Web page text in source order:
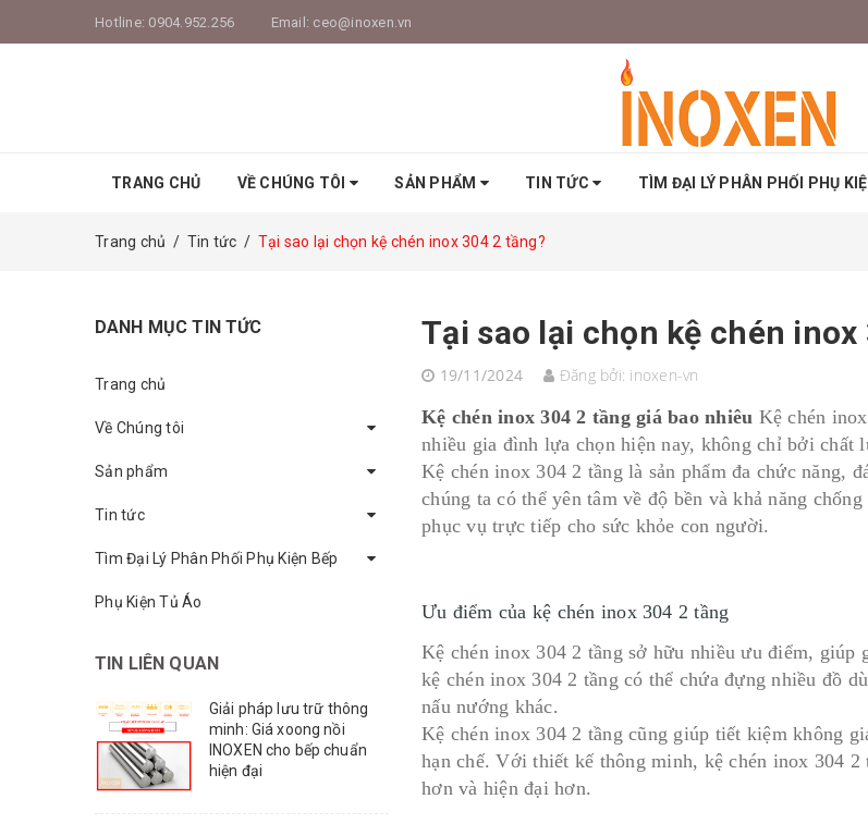
Hotline: 0904.952.256 Email: ceo@inoxen.vn
TRANG CHỦ VỀ CHÚNG TÔI SẢN PHẨM TIN TỨC TÌM ĐẠI LÝ PHÂN PHỐI PHỤ
Trang chủ / Tin tức / Tại sao lại chọn kệ chén inox 304 2 tầng?
Tại sao lại chọn kệ chén inox
19/11/2024 Đăng bởi: inoxen-vn
Kệ chén inox 304 2 tầng giá bao nhiêu Kệ chén
nhiều gia đình lựa chọn hiện nay, không chỉ bởi
Kệ chén inox 304 2 tầng là sản phẩm đa chức năng,
chúng ta có thể yên tâm về độ bền và khả năng
phục vụ trực tiếp cho sức khỏe con người.
Ưu điểm của kệ chén inox 304 2 tầng
Kệ chén inox 304 2 tầng sở hữu nhiều ưu điểm,
kệ chén inox 304 2 tầng có thể chứa đựng nhiều đồ
nấu nướng khác.
Kệ chén inox 304 2 tầng cũng giúp tiết kiệm không
hạn chế. Với thiết kế thông minh, kệ chén inox 304
hơn và hiện đại hơn.
DANH MỤC TIN TỨC
Trang chủ
Về Chúng tôi
Sản phẩm
Tin tức
Tìm Đại Lý Phân Phối Phụ Kiện Bếp
Phụ Kiện Tủ Áo
TIN LIÊN QUAN
Giải pháp lưu trữ thông
minh: Giá xoong nồi
INOXEN cho bếp chuẩn
hiện đại